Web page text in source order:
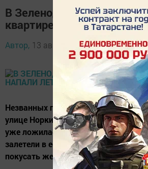
В Зеленодольске на
квартире напали
Автор, 13 августа 2014 - 06:56
Незванных гостей одна из
улице Норкина обнаружила
уже ложилась спать. По ее словам,
залетели в ее квартиру и ночью
покусать женщину.